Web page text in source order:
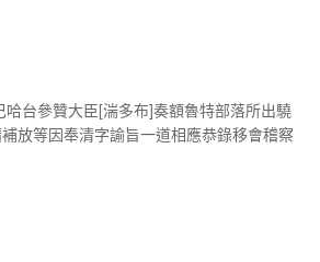
台參贊大臣[湍多布]奏額魯特部落所出驍
放等因奉清字諭旨一道相應恭錄移會稽察